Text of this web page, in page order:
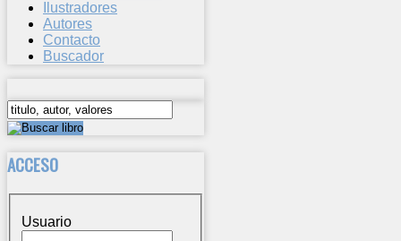
Ilustradores
Autores
Contacto
Buscador
ACCESO
Usuario